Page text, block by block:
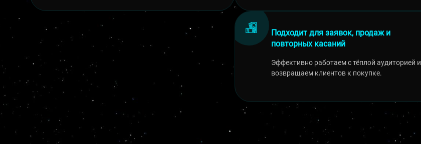
Подходит для заявок, продаж и
повторных касаний
Эффективно работаем с тёплой аудиторией и
возвращаем клиентов к покупке.